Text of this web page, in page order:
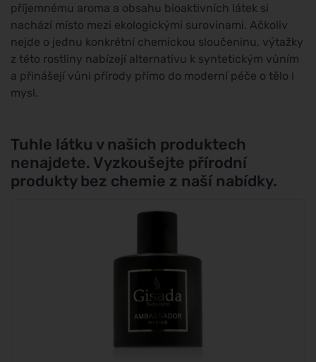
příjemnému aroma a obsahu bioaktivních látek si
nachází místo mezi ekologickými surovinami. Ačkoliv
nejde o jednu konkrétní chemickou sloučeninu, výtažky
z této rostliny nabízejí alternativu k syntetickým vůním
a přinášejí vůni přírody přímo do moderní péče o tělo i
mysl.
Tuhle látku v našich produktech
nenajdete. Vyzkoušejte přírodní
produkty bez chemie z naší nabídky.